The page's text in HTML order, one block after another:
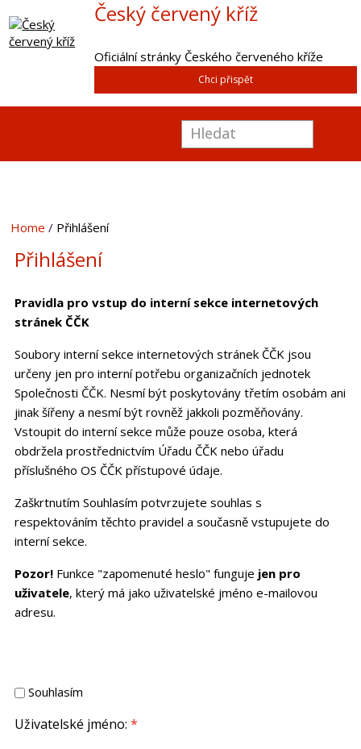
Český červený kříž
Oficiální stránky Českého červeného kříže
Chci přispět
Home Přihlášení
Přihlášení
Pravidla pro vstup do interní sekce internetových
stránek ČČK
Soubory interní sekce internetových stránek ČČK jsou
určeny jen pro interní potřebu organizačních jednotek
Společnosti ČČK. Nesmí být poskytovány třetím osobám ani
jinak šířeny a nesmí být rovněž jakkoli pozměňovány.
Vstoupit do interní sekce může pouze osoba, která
obdržela prostřednictvím Úřadu ČČK nebo úřadu
příslušného OS ČČK přístupové údaje.
Zaškrtnutím Souhlasím potvrzujete souhlas s
respektováním těchto pravidel a současně vstupujete do
interní sekce.
Pozor!Funkce "zapomenuté heslo" funguje jen pro
uživatele, který má jako uživatelské jméno e-mailovou
adresu.
Souhlasím
Uživatelské jméno: *